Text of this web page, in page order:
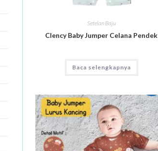
Setelan Baju
Clency Baby Jumper Celana Pendek
Baca selengkapnya